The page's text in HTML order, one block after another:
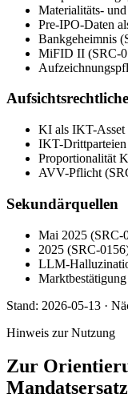
Materialitäts-
Pre-IPO-Daten
Bankgeheimnis
MiFID II (SRC-
KI als IKT-Asset
IKT-
Proportionalität
AVV-Pflicht
Sekundärquellen
Mai 2025 (SRC-
2025 (SRC-
LLM-
Stand: 2026-05-13 ·
Hinweis zur Nutzung
Zur
Mandatsersatz